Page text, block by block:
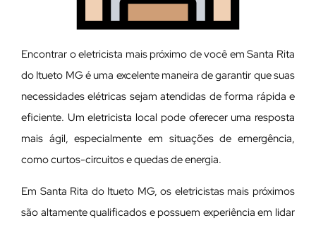
Encontrar o eletricista mais próximo de você em Santa Rita
do Itueto MG é uma excelente maneira de garantir que suas
necessidades elétricas sejam atendidas de forma rápida e
eficiente. Um eletricista local pode oferecer uma resposta
mais ágil, especialmente em situações de emergência,
como curtos-circuitos e quedas de energia.
Em Santa Rita do Itueto MG, os eletricistas mais próximos
são altamente qualificados e possuem experiência em lidar